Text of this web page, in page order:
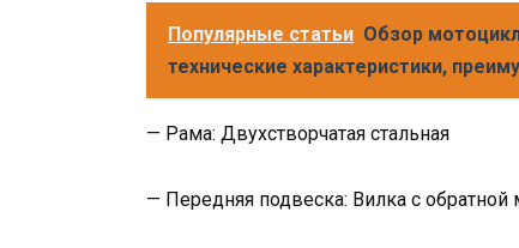
Популярные статьи Обзор
технические характеристики,
— Рама: Двухстворчатая стальная
— Передняя подвеска: Вилка с